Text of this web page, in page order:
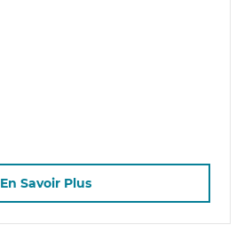
En Savoir Plus